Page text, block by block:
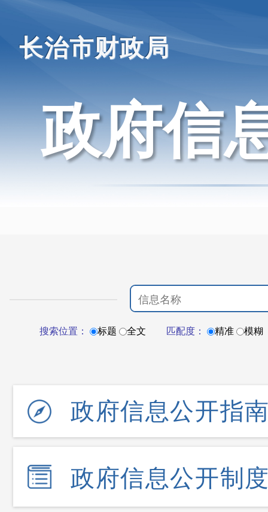
长治市财政局
政府信
搜索位置： 标题 全文 匹配度： 精准 模糊
政府信息公开指
政府信息公开制